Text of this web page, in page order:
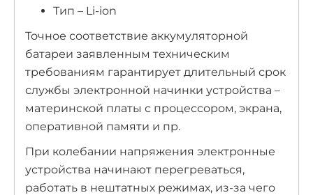
Тип – Li-ion
Точное соответствие аккумуляторной
батареи заявленным техническим
требованиям гарантирует длительный срок
службы электронной начинки устройства –
материнской платы с процессором, экрана,
оперативной памяти и пр.
При колебании напряжения электронные
устройства начинают перегреваться,
работать в нештатных режимах, из-за чего